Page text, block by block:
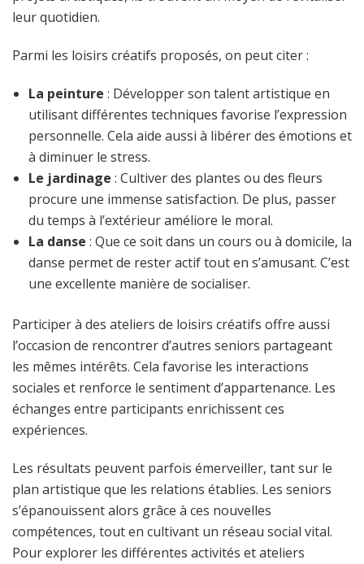
leur quotidien.
Parmi les loisirs créatifs proposés, on peut citer :
La peinture : Développer son talent artistique en
utilisant différentes techniques favorise l’expression
personnelle. Cela aide aussi à libérer des émotions et
à diminuer le stress.
Le jardinage : Cultiver des plantes ou des fleurs
procure une immense satisfaction. De plus, passer
du temps à l’extérieur améliore le moral.
La danse : Que ce soit dans un cours ou à domicile, la
danse permet de rester actif tout en s’amusant. C’est
une excellente manière de socialiser.
Participer à des ateliers de loisirs créatifs offre aussi
l’occasion de rencontrer d’autres seniors partageant
les mêmes intérêts. Cela favorise les interactions
sociales et renforce le sentiment d’appartenance. Les
échanges entre participants enrichissent ces
expériences.
Les résultats peuvent parfois émerveiller, tant sur le
plan artistique que les relations établies. Les seniors
s’épanouissent alors grâce à ces nouvelles
compétences, tout en cultivant un réseau social vital.
Pour explorer les différentes activités et ateliers